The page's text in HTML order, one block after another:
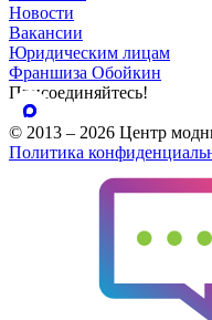
Новости
Вакансии
Юридическим лицам
Франшиза Обойкин
Присоединяйтесь!
© 2013 – 2026 Центр
Политика